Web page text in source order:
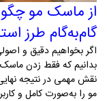
از ماسک مو
گام‌به‌گام طرز
اگر بخواهیم دقیق و
بدانیم که فقط زدن
نقش مهمی در نتیجه
مو را به‌صورت کامل و